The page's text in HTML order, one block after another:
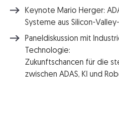
Keynote Mario Herger:
Systeme aus Silicon-
Paneldiskussion mit
Technologie:
Zukunftschancen für die
zwischen ADAS, KI und